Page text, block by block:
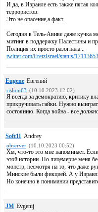
И да, в Израиле есть также пятая
террористов.
Это не опасение,а факт.
Сегодня в Тель-Авиве даже кучка
митинг в поддержку Палестины и
Полиция их просто разогнала...
twitter.com/EretzIsrael/status/
Eugene Евгений
rishon63 (10.10.2023 12:02)
Я всегда за демократию, критику
прикручивать гайки. Нужно
состоянию. Когда война - все
Soft11 Andrey
observer (10.10.2023 00:52)
Хм, что-то это мне напоминает.
этой истории. Но лицемерие меня
монстр, несмотря на то, что даже
Минские были фикцией. А у
Но конечно в понимании
JM Evgenij